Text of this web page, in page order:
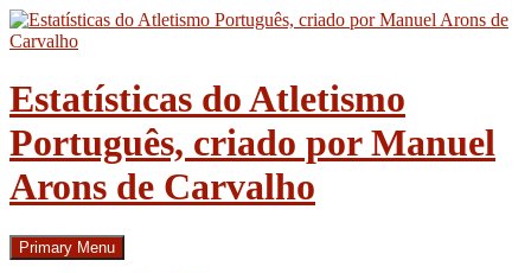
Skip
to
Estatísticas do Atletismo
Português, criado por Manuel
Arons de Carvalho
Search
Primary Menu